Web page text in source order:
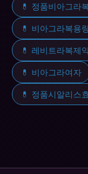
💊 정품비아그라
💊 비아그라복용
💊 레비트라복제
💊 비아그라여자
💊 정품시알리스